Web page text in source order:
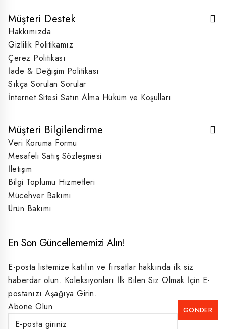
Müşteri Destek
Hakkımızda
Gizlilik Politikamız
Çerez Politikası
İade & Değişim Politikası
Sıkça Sorulan Sorular
İnternet Sitesi Satın Alma Hüküm ve Koşulları
Müşteri Bilgilendirme
Veri Koruma Formu
Mesafeli Satış Sözleşmesi
İletişim
Bilgi Toplumu Hizmetleri
Mücehver Bakımı
Ürün Bakımı
En Son Güncellememizi Alın!
E-posta listemize katılın ve fırsatlar hakkında ilk siz
haberdar olun. Koleksiyonları İlk Bilen Siz Olmak İçin E-
postanızı Aşağıya Girin.
Abone Olun